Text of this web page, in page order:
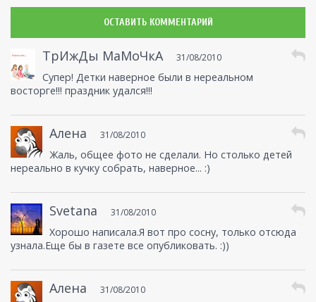
ОСТАВИТЬ КОММЕНТАРИЙ
ТрИжДы МаМоЧкА 31/08/2010
Супер! Детки наверное были в нереальном
восторге!!! праздник удался!!!
Алена 31/08/2010
Жаль, общее фото не сделали. Но столько детей
нереально в кучку собрать, наверное... :)
Svetana 31/08/2010
Хорошо написала.Я вот про сосну, только отсюда
узнала.Еще бы в газете все опубликовать. :))
Алена 31/08/2010